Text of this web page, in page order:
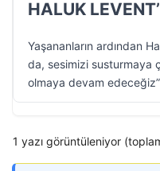
HALUK
Yaşananların ardından
da, sesimizi susturmaya
olmaya devam
1 yazı görüntüleniyor